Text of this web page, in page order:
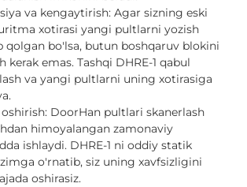
va kengaytirish: Agar sizning eski
xotirasi yangi pultlarni yozish
qolgan bo'lsa, butun boshqaruv blokini
kerak emas. Tashqi DHRE-1 qabul
va yangi pultlarni uning xotirasiga
DoorHan pultlari skanerlash
himoyalangan zamonaviy
ishlaydi. DHRE-1 ni oddiy statik
o'rnatib, siz uning xavfsizligini
oshirasiz.